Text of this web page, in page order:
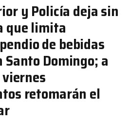
y Policía deja sin
que limita
de bebidas
Domingo; a
retomarán el